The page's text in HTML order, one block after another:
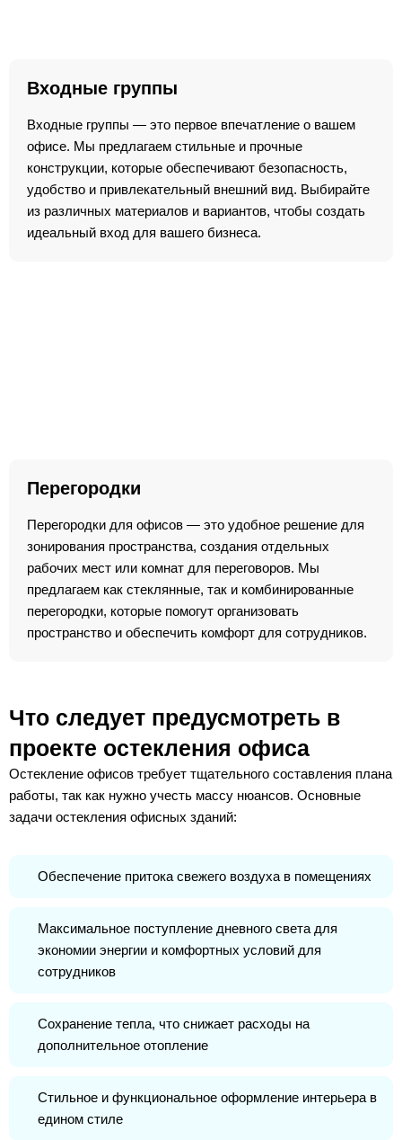
Входные группы
Входные группы — это первое впечатление о вашем
офисе. Мы предлагаем стильные и прочные
конструкции, которые обеспечивают безопасность,
удобство и привлекательный внешний вид. Выбирайте
из различных материалов и вариантов, чтобы создать
идеальный вход для вашего бизнеса.
Перегородки
Перегородки для офисов — это удобное решение для
зонирования пространства, создания отдельных
рабочих мест или комнат для переговоров. Мы
предлагаем как стеклянные, так и комбинированные
перегородки, которые помогут организовать
пространство и обеспечить комфорт для сотрудников.
Что следует предусмотреть в
проекте остекления офиса
Остекление офисов требует тщательного составления плана
работы, так как нужно учесть массу нюансов. Основные
задачи остекления офисных зданий:
Обеспечение притока свежего воздуха в помещениях
Максимальное поступление дневного света для
экономии энергии и комфортных условий для
сотрудников
Сохранение тепла, что снижает расходы на
дополнительное отопление
Стильное и функциональное оформление интерьера в
едином стиле